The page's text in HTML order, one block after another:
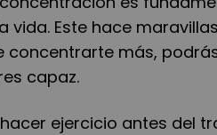
vida. Este hace
concentrarte más,
capaz.
ejercicio antes del